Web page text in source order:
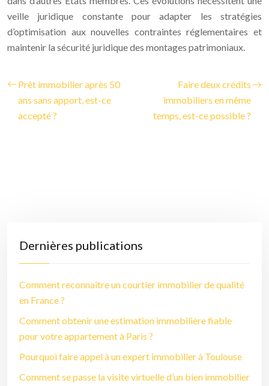
veille juridique constante pour adapter les stratégies
d’optimisation aux nouvelles contraintes réglementaires et
maintenir la sécurité juridique des montages patrimoniaux.
Prêt immobilier après 50
ans sans apport, est-ce
accepté ?
Faire deux crédits
immobiliers en même
temps, est-ce possible ?
Dernières publications
Comment reconnaître un courtier immobilier de qualité
en France ?
Comment obtenir une estimation immobilière fiable
pour votre appartement à Paris ?
Pourquoi faire appel à un expert immobilier à Toulouse
Comment se passe la visite virtuelle d’un bien immobilier